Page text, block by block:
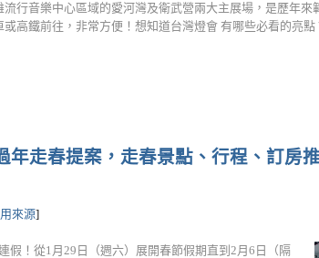
行音樂中心區域的愛河灣及衛武營兩大主展場，是歷年來
高鐵前往，非常方便！想知道台灣燈會 有哪些必看的亮點
年走春提案，走春景點、行程、訂房
來源]
假！從1月29日（週六）展開春節假期直到2月6日（隔